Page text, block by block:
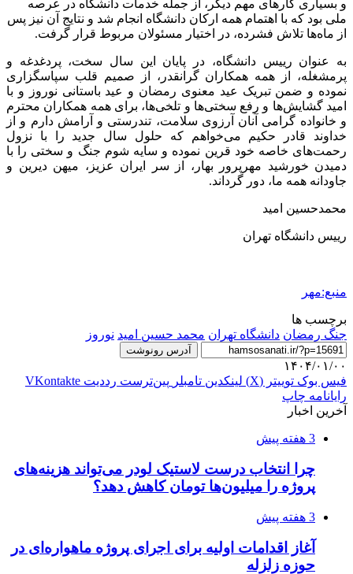
و بسیاری کارهای مهم دیگر، از جمله خدمات دانشگاه در عرصه
ملی بود که با اهتمام همه ارکان دانشگاه انجام شد و نتایج آن نیز پس
از ماه‌ها تلاش فشرده، در اختیار مسئولان مربوط قرار گرفت.
به عنوان رییس دانشگاه، در پایان این سال سخت، پردغدغه و
پرمشغله، از همه همکاران گرانقدر، از صمیم قلب سپاسگزاری
نموده ‌و ضمن تبریک عید معنوی رمضان و عید باستانی نوروز و با
امید گشایش‌ها و رفع سختی‌ها و تلخی‌ها، برای همه همکاران محترم
و خانواده گرامی آنان آرزوی سلامت، تندرستی و آرامش دارم و از
خداوند قادر حکیم می‌خواهم که حلول سال جدید را با نزول
رحمت‌های خاصه خود قرین نموده و سایه شوم جنگ و سختی را با
دمیدن خورشید مهرپرور بهار، از سر ایران عزیز، میهن دیرین و
جاودانه همه ما، دور گرداند.
محمدحسین امید
رییس دانشگاه تهران
منبع:مهر
برچسب ها
جنگ رمضان دانشگاه تهران محمد حسین امید نوروز
آدرس رونوشت
۱۴۰۴/۰۱/۰۰
فیس بوک توییتر (X) لینکدین ‫تامبلر ‫پین‌ترست ‫رددیت ‫VKontakte
رایانامه چاپ
آخرین اخبار
3 هفته پیش
چرا انتخاب درست لاستیک لودر می‌تواند هزینه‌های
پروژه را میلیون‌ها تومان کاهش دهد؟
3 هفته پیش
آغاز اقدامات اولیه برای اجرای پروژه ماهواره‌ای در
حوزه زلزله